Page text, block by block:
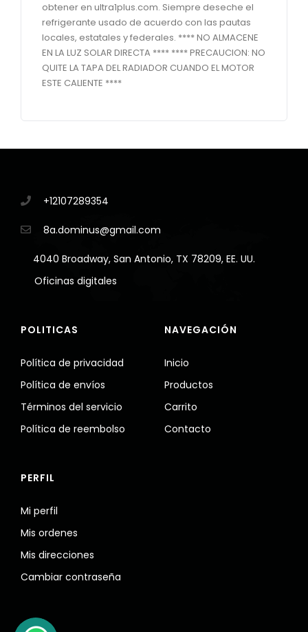
obtener en ultra1plus.com. Siempre deseche el
refrigerante usado de acuerdo con las pautas
locales, estatales y federales. **** NO ALMACENE
EN LA LUZ SOLAR DIRECTA **** **** PRECAUCION: NO
QUITE LA TAPA DEL RADIADOR CUANDO EL MOTOR
ESTE CALIENTE ****
+12107289354
8a.dominus@gmail.com
4040 Broadway, San Antonio, TX 78209, EE. UU.
Oficinas digitales
POLITICAS
Política de privacidad
Política de envíos
Términos del servicio
Política de reembolso
NAVEGACIÓN
Inicio
Productos
Carrito
Contacto
PERFIL
Mi perfil
Mis ordenes
Mis direcciones
Cambiar contraseña